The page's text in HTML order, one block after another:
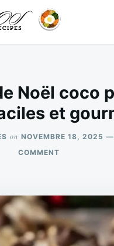
Noël coco
et
on NOVEMBRE 18, 2025
COMMENTON
COCO
PÉCAN
CHOCOLAT
FACILES
ET